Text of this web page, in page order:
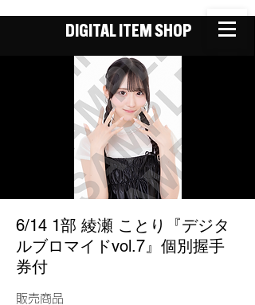
DIGITAL ITEM SHOP
6/14 1部 綾瀬 ことり『デジタ
ルブロマイドvol.7』個別握手
券付
販売商品